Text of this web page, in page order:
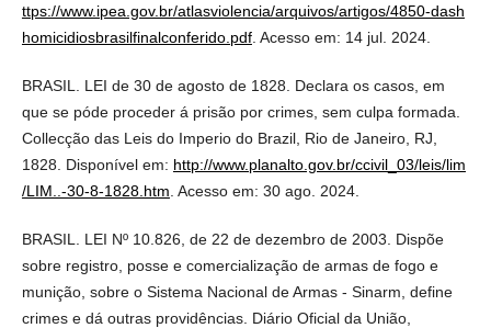
ttps://www.ipea.gov.br/atlasviolencia/arquivos/artigos/4850-dash
homicidiosbrasilfinalconferido.pdf. Acesso em: 14 jul. 2024.
BRASIL. LEI de 30 de agosto de 1828. Declara os casos, em
que se póde proceder á prisão por crimes, sem culpa formada.
Collecção das Leis do Imperio do Brazil, Rio de Janeiro, RJ,
1828. Disponível em: http://www.planalto.gov.br/ccivil_03/leis/lim
/LIM..-30-8-1828.htm . Acesso em: 30 ago. 2024.
BRASIL. LEI Nº 10.826, de 22 de dezembro de 2003. Dispõe
sobre registro, posse e comercialização de armas de fogo e
munição, sobre o Sistema Nacional de Armas - Sinarm, define
crimes e dá outras providências. Diário Oficial da União,